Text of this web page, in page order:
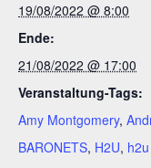
19/08/2022 @ 8:00
Ende:
21/08/2022 @ 17:00
Veranstaltung-Tags:
Amy Montgomery,
BARONETS, H2U,